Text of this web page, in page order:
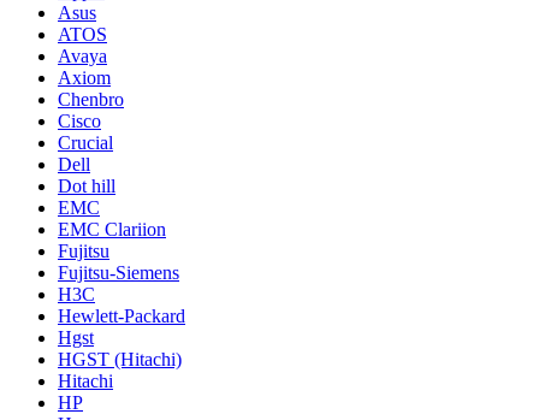
Asus
ATOS
Avaya
Axiom
Chenbro
Cisco
Crucial
Dell
Dot hill
EMC
EMC Clariion
Fujitsu
Fujitsu-Siemens
H3C
Hewlett-Packard
Hgst
HGST (Hitachi)
Hitachi
HP